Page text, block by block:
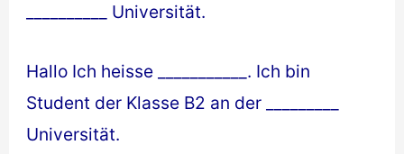
__________ Universität.
Hallo Ich heisse ___________. Ich bin
Student der Klasse B2 an der _________
Universität.